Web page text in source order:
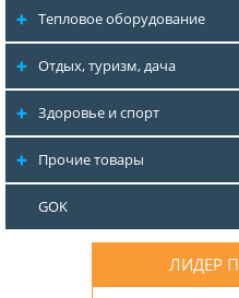
Тепловое оборудование
Отдых, туризм, дача
Здоровье и спорт
Прочие товары
GOK
ЛИДЕР